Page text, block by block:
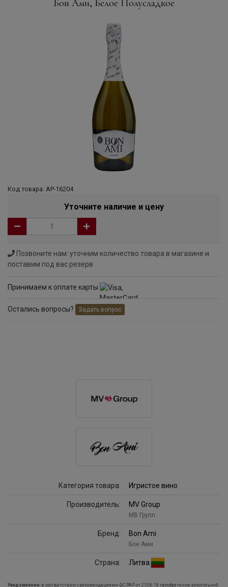
Бон Ами, Белое Полусладкое
Код товара: АР-16204
Уточните наличие и цену
Позвоните нам: уточним количество товара в магазине и
поставим под вас резерв
Принимаем к оплате карты
Остались вопросы? Задать вопрос
Категория товара: Игристое вино
Производитель: MV Group
МВ Групп
Бренд: Bon Ami
Бон Ами
Страна: Литва
Уведомление: в соответствии с рекомендациями ФС РАР от 25.06.18 приобретение алкогольной